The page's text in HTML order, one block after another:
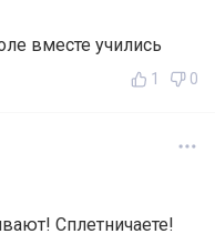
вместе учились
1 0
Сплетничаете!